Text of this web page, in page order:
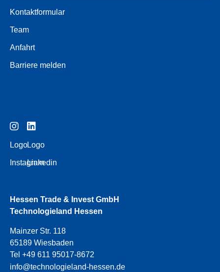
Kontaktformular
Team
Anfahrt
Barriere melden
Logo
Instagram
Logo
Linkedin
Hessen Trade & Invest GmbH
Technologieland Hessen
Mainzer Str. 118
65189 Wiesbaden
Tel +49 611 95017-8672
info@technologieland-hessen.de